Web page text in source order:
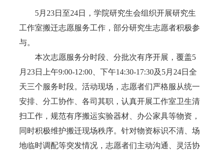
5月 23日至24日， 学院研究生会组织开展研究生
工作室搬迁志愿服务工作， 部分研究生志愿者积极参
与。
本次志愿服务分时段、分批次有序开展，覆盖5
月 23日上午9:00-12:00 、下午14:30-17:30及 5月 24日全
天三个服务时段。活动现场，志愿者们严格服从统一
安排、分工协作、各司其职，认真开展工作室卫生清
扫工作，规范有序搬运实验器材、办公家具等物资，
同时积极维护搬迁现场秩序。针对物资标识不清、场
地临时调配等突发情况，志愿者们主动沟通、灵活协